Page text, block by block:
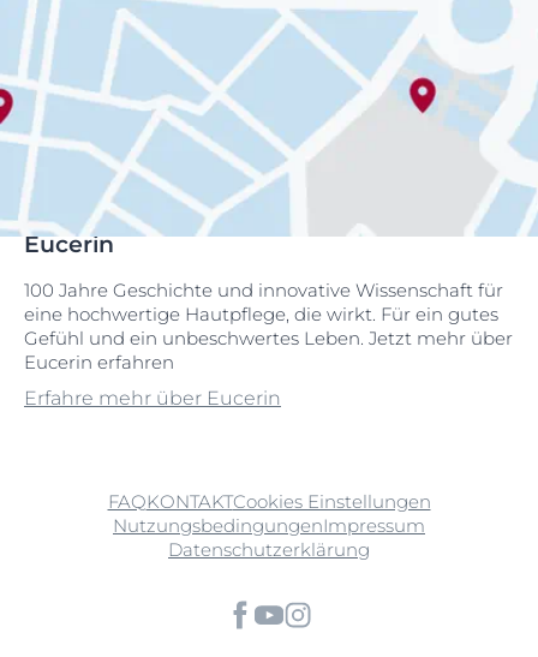
Eucerin
100 Jahre Geschichte und innovative Wissenschaft für
eine hochwertige Hautpflege, die wirkt. Für ein gutes
Gefühl und ein unbeschwertes Leben. Jetzt mehr über
Eucerin erfahren
Erfahre mehr über Eucerin
FAQKONTAKTCookies Einstellungen
NutzungsbedingungenImpressum
Datenschutzerklärung